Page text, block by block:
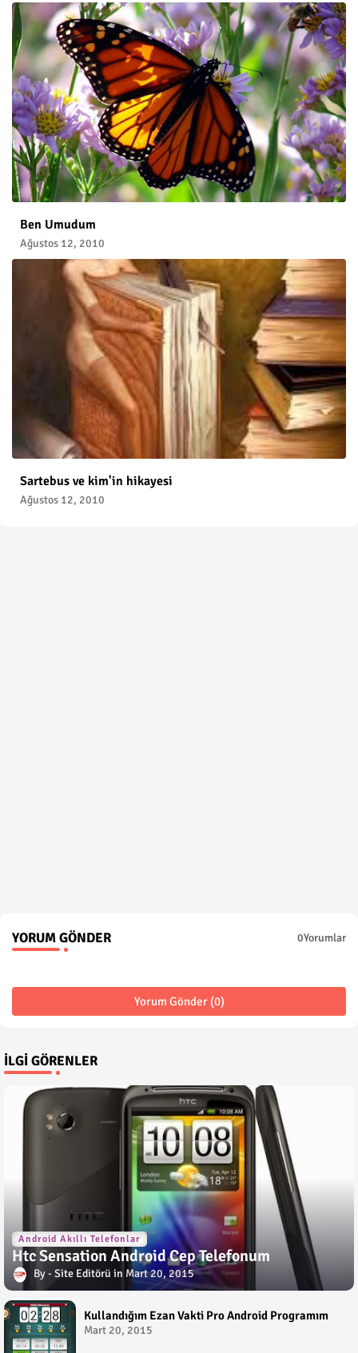
Ben Umudum
Ağustos 12, 2010
Sartebus ve kim'in hikayesi
Ağustos 12, 2010
YORUM GÖNDER 0Yorumlar
Yorum Gönder (0)
İLGI GÖRENLER
Android Akıllı Telefonlar
Htc Sensation Android Cep Telefonum
Site Editörü Mart 20, 2015
Kullandığım Ezan Vakti Pro Android Programım
Mart 20, 2015